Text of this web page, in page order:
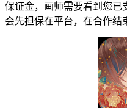
保证金，画师需要看到您已
会先担保在平台，在合作结